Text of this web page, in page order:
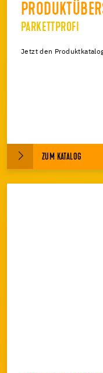
PARKETTPROFI
Jetzt den
ZUM KATALOG